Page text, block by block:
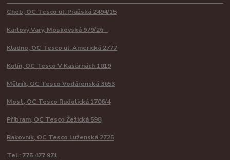
Cheb, OC Tesco ul. Pražská 2494/15
Karlovy Vary, Moskevská 979/26
Kladno, OC Tesco ul. Americká 2777
Kolín, OC Tesco V Kasárnách 1019
Mělník, OC Tesco Vodárenská 3653
Most, OC Tesco Rudolická 1706/4
Příbram, OC Tesco Žežická 598
Rakovník, OC Tesco Luženská 2725
Tel.: 775 477 971